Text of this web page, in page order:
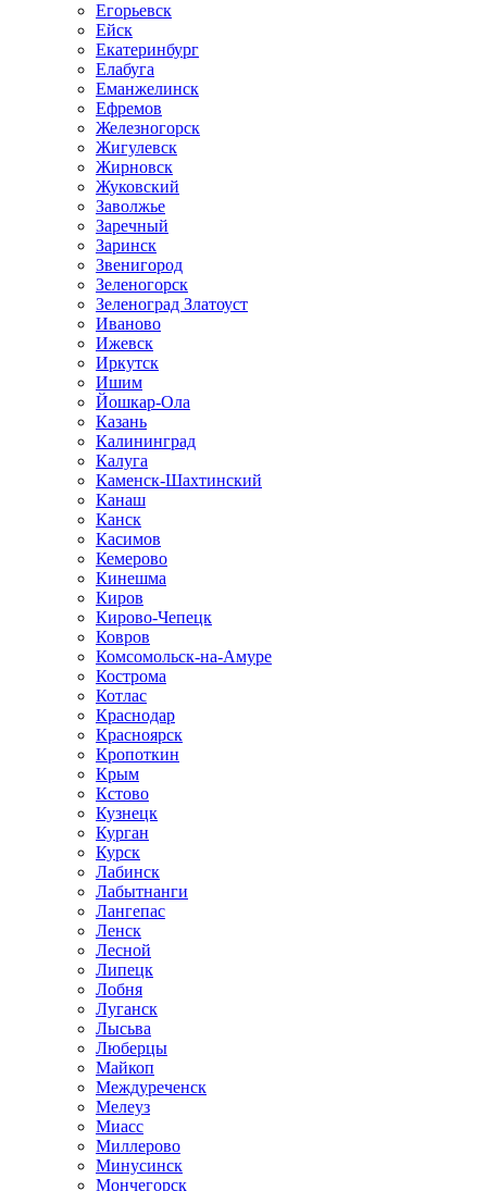
Егорьевск
Ейск
Екатеринбург
Елабуга
Еманжелинск
Ефремов
Железногорск
Жигулевск
Жирновск
Жуковский
Заволжье
Заречный
Заринск
Звенигород
Зеленогорск
Зеленоград Златоуст
Иваново
Ижевск
Иркутск
Ишим
Йошкар-Ола
Казань
Калининград
Калуга
Каменск-Шахтинский
Канаш
Канск
Касимов
Кемерово
Кинешма
Киров
Кирово-Чепецк
Ковров
Комсомольск-на-Амуре
Кострома
Котлас
Краснодар
Красноярск
Кропоткин
Крым
Кстово
Кузнецк
Курган
Курск
Лабинск
Лабытнанги
Лангепас
Ленск
Лесной
Липецк
Лобня
Луганск
Лысьва
Люберцы
Майкоп
Междуреченск
Мелеуз
Миасс
Миллерово
Минусинск
Мончегорск